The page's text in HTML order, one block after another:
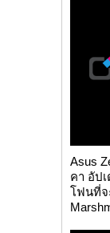
Asus
คา อัป
โฟนที่จ